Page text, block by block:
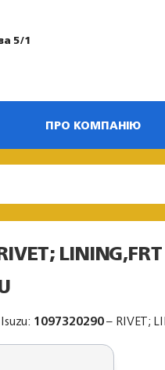
5/1
ПРО КОМПАНІЮ
1097320290– RIVET;